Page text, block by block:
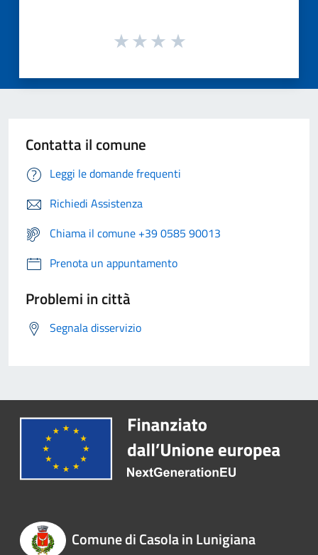
Contatta il comune
Leggi le domande frequenti
Richiedi Assistenza
Chiama il comune +39 0585 90013
Prenota un appuntamento
Problemi in città
Segnala disservizio
Comune di Casola in Lunigiana